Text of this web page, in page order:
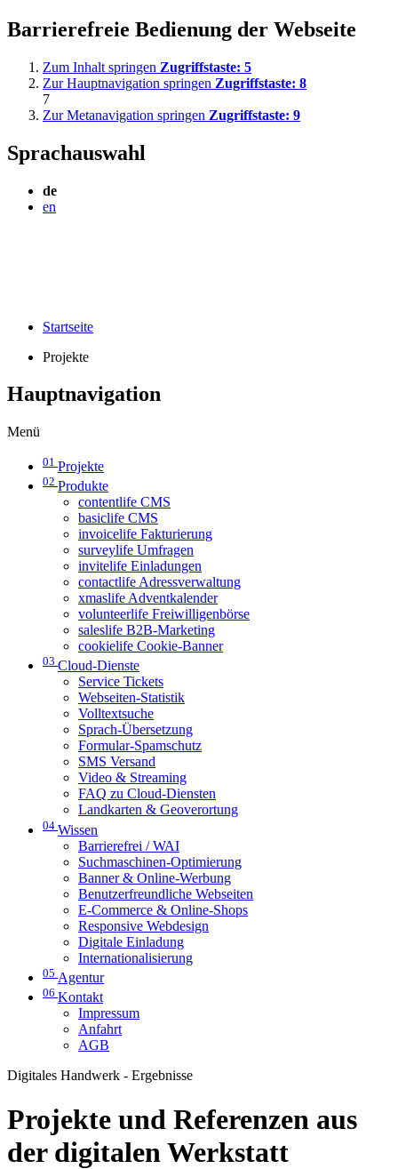
Barrierefreie Bedienung der Webseite
Zum Inhalt springen Zugriffstaste: 5
Zur Hauptnavigation springen Zugriffstaste: 8
7
Zur Metanavigation springen Zugriffstaste: 9
Sprachauswahl
de
en
Startseite
Projekte
Hauptnavigation
Menü
01 Projekte
02 Produkte
contentlife CMS
basiclife CMS
invoicelife Fakturierung
surveylife Umfragen
invitelife Einladungen
contactlife Adressverwaltung
xmaslife Adventkalender
volunteerlife Freiwilligenbörse
saleslife B2B-Marketing
cookielife Cookie-Banner
03 Cloud-Dienste
Service Tickets
Webseiten-Statistik
Volltextsuche
Sprach-Übersetzung
Formular-Spamschutz
SMS Versand
Video & Streaming
FAQ zu Cloud-Diensten
Landkarten & Geoverortung
04 Wissen
Barrierefrei / WAI
Suchmaschinen-Optimierung
Banner & Online-Werbung
Benutzerfreundliche Webseiten
E-Commerce & Online-Shops
Responsive Webdesign
Digitale Einladung
Internationalisierung
05 Agentur
06 Kontakt
Impressum
Anfahrt
AGB
Digitales Handwerk - Ergebnisse
Projekte und Referenzen aus
der digitalen Werkstatt